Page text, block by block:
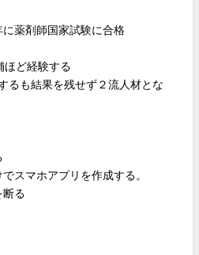
に薬剤師国家試験に合格
ほど経験する
るも結果を残せず２流人材とな
スマホアプリを作成する。
断る